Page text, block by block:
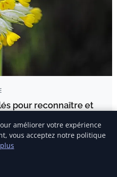
pour reconnaître et
: Stratégie
améliorer votre expérience
vous acceptez notre politique